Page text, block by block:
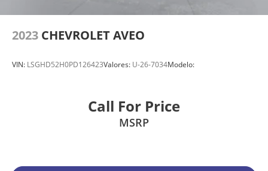
2023 CHEVROLET AVEO
VIN: LSGHD52H0PD126423Valores: U-26-7034Modelo:
Call For Price
MSRP